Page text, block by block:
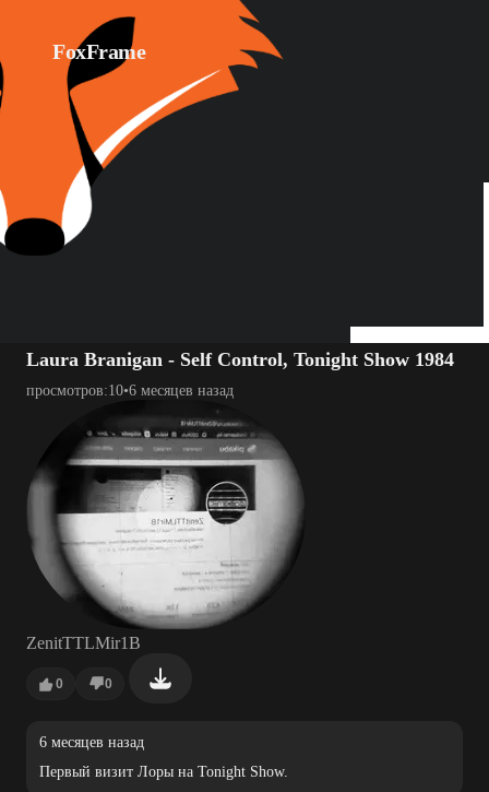
FoxFrame
Laura Branigan - Self Control, Tonight Show 1984
просмотров:10•6 месяцев назад
ZenitTTLMir1B
0 0
6 месяцев назад
Первый визит Лоры на Tonight Show.